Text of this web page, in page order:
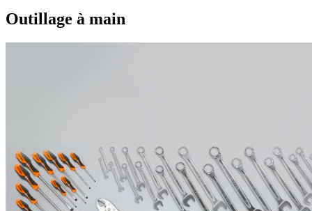
Outillage à main